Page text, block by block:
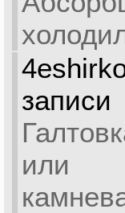
записи
или